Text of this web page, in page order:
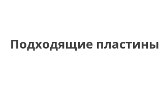
Подходящие пластины